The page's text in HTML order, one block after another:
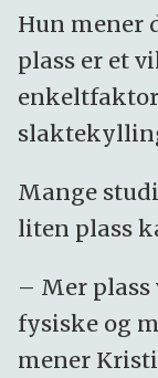
Hun mener
plass er et
Mange
liten plass
– Mer plass
fysiske og
mener